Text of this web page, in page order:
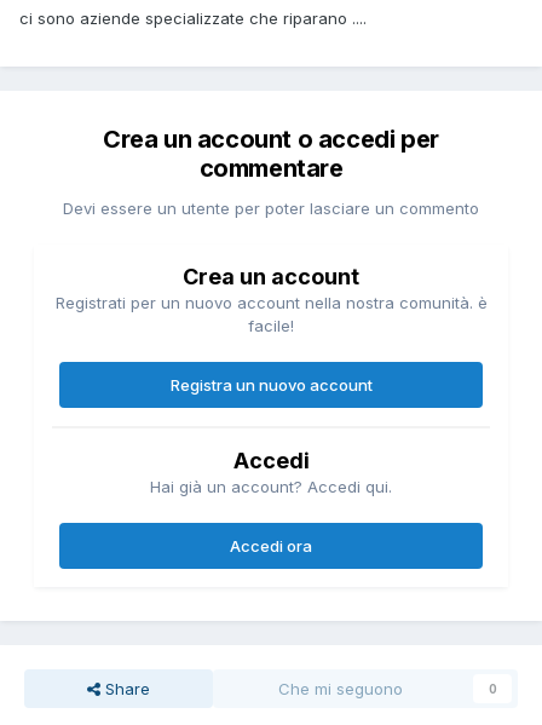
ci sono aziende specializzate che riparano ....
Crea un account o accedi per
commentare
Devi essere un utente per poter lasciare un commento
Crea un account
Registrati per un nuovo account nella nostra comunità. è
facile!
Registra un nuovo account
Accedi
Hai già un account? Accedi qui.
Accedi ora
Share Che mi seguono 0